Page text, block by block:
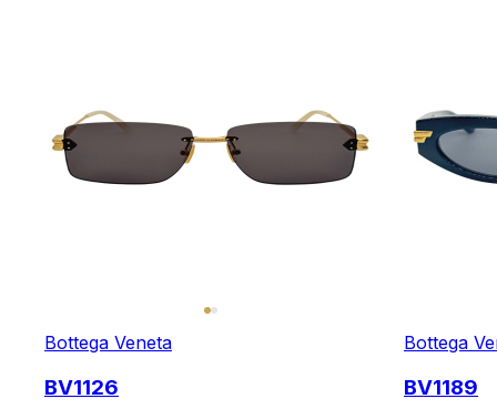
Bottega Veneta
BV1126
Bottega
BV1189